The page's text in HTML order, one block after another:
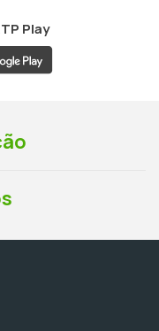
Play